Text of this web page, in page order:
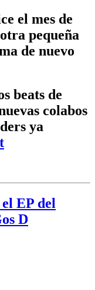
el mes de
pequeña
de nuevo
beats de
colabos
ya
EP del
D